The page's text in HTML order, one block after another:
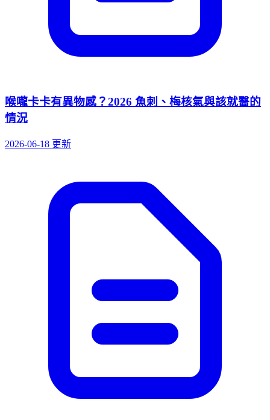
喉嚨卡卡有異物感？2026 魚刺、梅核氣與該就醫的
情況
2026-06-18 更新